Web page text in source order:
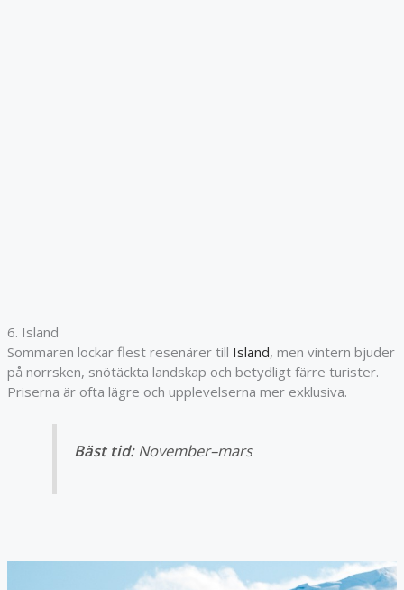
6. Island
Sommaren lockar flest resenärer till Island, men vintern bjuder
på norrsken, snötäckta landskap och betydligt färre turister.
Priserna är ofta lägre och upplevelserna mer exklusiva.
Bäst tid:November–mars